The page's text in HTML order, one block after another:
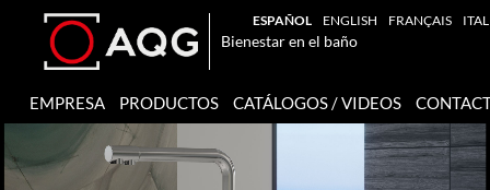
Bienestar en el baño
EMPRESA PRODUCTOS CATÁLOGOS / VIDEOS
ESPAÑOL ENGLISH FRANÇAIS